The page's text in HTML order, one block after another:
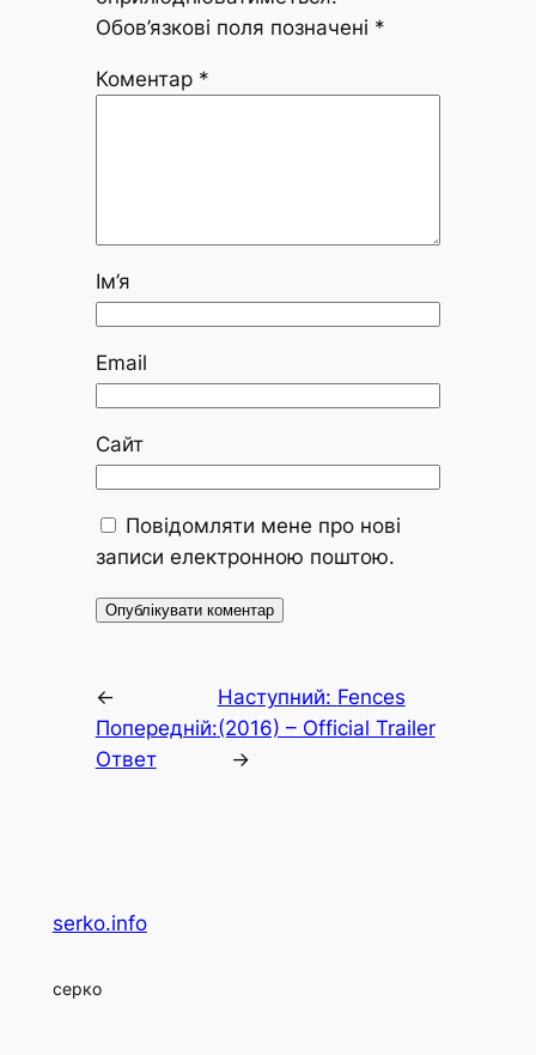
Обов’язкові поля позначені *
Коментар *
Ім’я
Email
Сайт
Повідомляти мене про нові
записи електронною поштою.
←
Попередній:
Ответ
Наступний: Fences
(2016) – Official Trailer
→
serko.info
серко